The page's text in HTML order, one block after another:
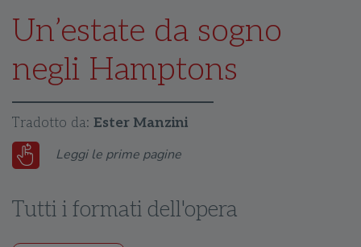
Un’estate da sogno
negli Hamptons
Tradotto da: Ester Manzini
Leggi le prime pagine
Tutti i formati dell'opera